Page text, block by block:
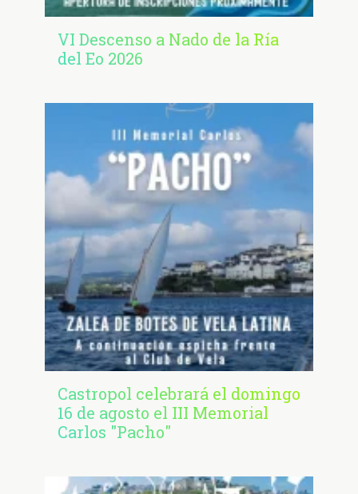
VI Descenso a Nado de la Ría
del Eo 2026
Castropol celebrará el domingo
16 de agosto el III Memorial
Carlos "Pacho"